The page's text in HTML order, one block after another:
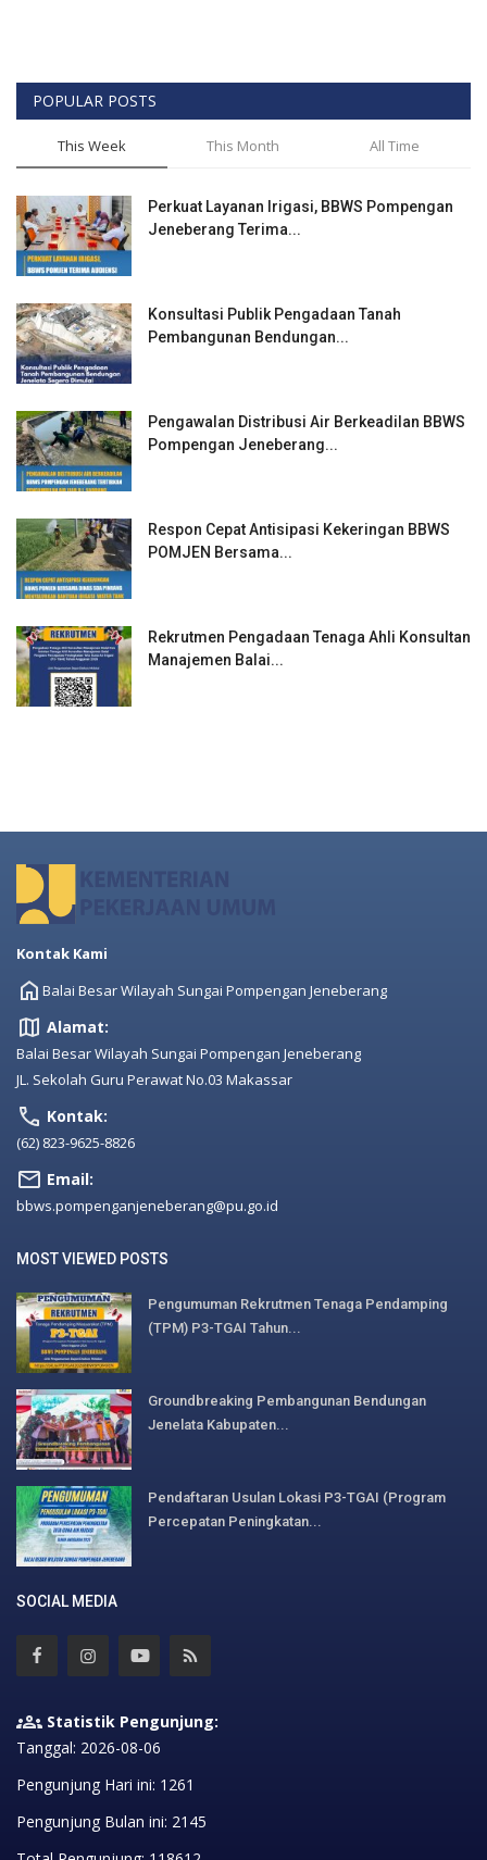
POPULAR POSTS
This Week This Month All Time
Perkuat Layanan Irigasi, BBWS Pompengan
Jeneberang Terima...
Konsultasi Publik Pengadaan Tanah
Pembangunan Bendungan...
Pengawalan Distribusi Air Berkeadilan BBWS
Pompengan Jeneberang...
Respon Cepat Antisipasi Kekeringan BBWS
POMJEN Bersama...
Rekrutmen Pengadaan Tenaga Ahli Konsultan
Manajemen Balai...
Kontak Kami
Balai Besar Wilayah Sungai Pompengan Jeneberang
Alamat:
Balai Besar Wilayah Sungai Pompengan Jeneberang
JL. Sekolah Guru Perawat No.03 Makassar
Kontak:
(62) 823-9625-8826
Email:
bbws.pompenganjeneberang@pu.go.id
MOST VIEWED POSTS
Pengumuman Rekrutmen Tenaga Pendamping
(TPM) P3-TGAI Tahun...
Groundbreaking Pembangunan Bendungan
Jenelata Kabupaten...
Pendaftaran Usulan Lokasi P3-TGAI (Program
Percepatan Peningkatan...
SOCIAL MEDIA
Statistik Pengunjung:
Tanggal: 2026-08-06
Pengunjung Hari ini: 1261
Pengunjung Bulan ini: 2145